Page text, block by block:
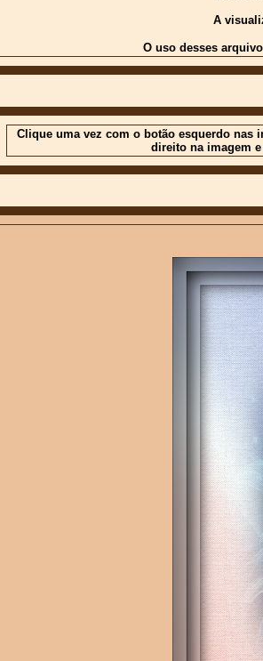
A
O uso desses
Clique uma vez com o botão esquerdo nas
direito na imagem